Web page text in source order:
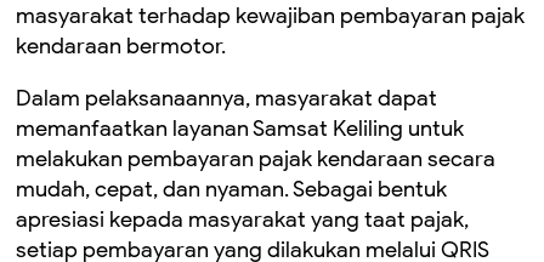
masyarakat terhadap kewajiban pembayaran pajak
kendaraan bermotor.
Dalam pelaksanaannya, masyarakat dapat
memanfaatkan layanan Samsat Keliling untuk
melakukan pembayaran pajak kendaraan secara
mudah, cepat, dan nyaman. Sebagai bentuk
apresiasi kepada masyarakat yang taat pajak,
setiap pembayaran yang dilakukan melalui QRIS